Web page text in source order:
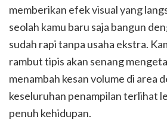
memberikan efek visual yang
seolah kamu baru saja bangun
sudah rapi tanpa usaha ekstra.
rambut tipis akan senang
menambah kesan volume di area
keseluruhan penampilan terlihat
penuh kehidupan.